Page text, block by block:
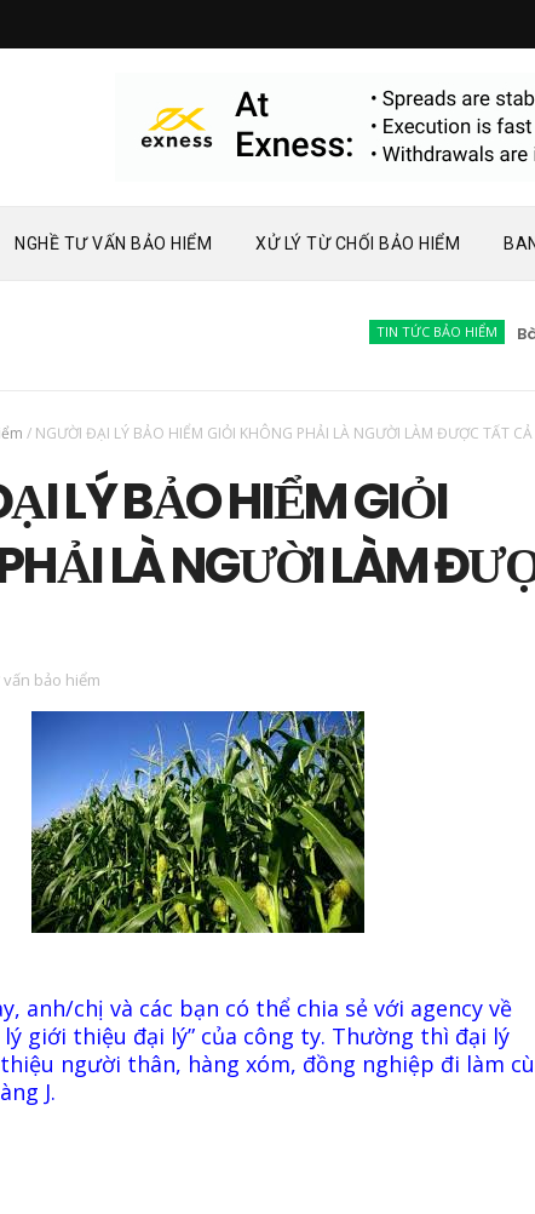
NGHỀ TƯ VẤN BẢO HIỂM XỬ LÝ TỪ CHỐI BẢO HIỂM
TIN TỨC BẢO HIỂM Bàn
/ NGƯỜI ĐẠI LÝ BẢO HIỂM GIỎI KHÔNG PHẢI LÀ NGƯỜI LÀM ĐƯỢC TẤT CẢ
LÝ BẢO HIỂM GIỎI
LÀ NGƯỜI LÀM
bảo hiểm
anh/chị và các bạn có thể chia sẻ với agency về
giới thiệu đại lý” của công ty. Thường thì đại lý
người thân, hàng xóm, đồng nghiệp đi làm
J.